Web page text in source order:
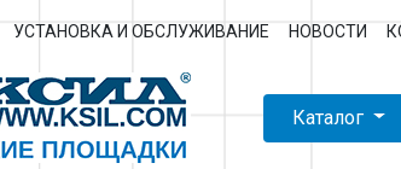
УСТАНОВКА И ОБСЛУЖИВАНИЕ НОВОСТИ
Каталог